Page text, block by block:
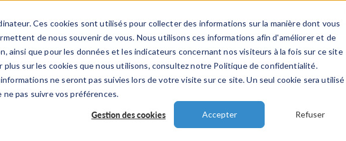
Ces cookies sont utilisés pour collecter des informations sur la manière dont vous
de nous souvenir de vous. Nous utilisons ces informations afin d'améliorer et de
ainsi que pour les données et les indicateurs concernant nos visiteurs à la fois sur ce site
sur les cookies que nous utilisons, consultez notre Politique de confidentialité.
ne seront pas suivies lors de votre visite sur ce site. Un seul cookie sera utilisé
pas suivre vos préférences.
Gestion des cookies Accepter Refuser
PRODUITS INDUSTRIES VIDEOS EVENEMENTS